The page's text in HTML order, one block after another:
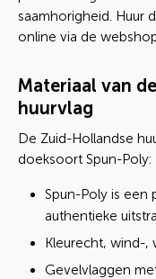
saamhorigheid. Huur
online via de
Materiaal van
huurvlag
De Zuid-Hollandse
doeksoort Spun-Poly:
Spun-Poly is een
authentieke
Kleurecht, wind-,
Gevelvlaggen